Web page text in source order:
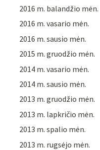
2016 m. balandžio mėn.
2016 m. vasario mėn.
2016 m. sausio mėn.
2015 m. gruodžio mėn.
2014 m. vasario mėn.
2014 m. sausio mėn.
2013 m. gruodžio mėn.
2013 m. lapkričio mėn.
2013 m. spalio mėn.
2013 m. rugsėjo mėn.